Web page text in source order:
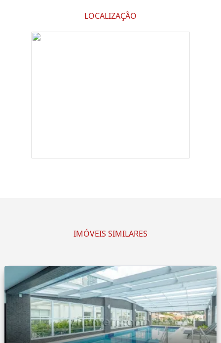
LOCALIZAÇÃO
IMÓVEIS SIMILARES